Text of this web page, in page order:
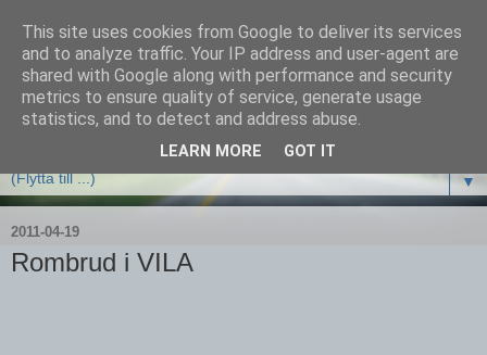
▼
2011-04-19
Rombrud i VILA
This site uses cookies from Google to deliver its services
and to analyze traffic. Your IP address and user-agent are
shared with Google along with performance and security
metrics to ensure quality of service, generate usage
statistics, and to detect and address abuse.
LEARN MORE GOT IT